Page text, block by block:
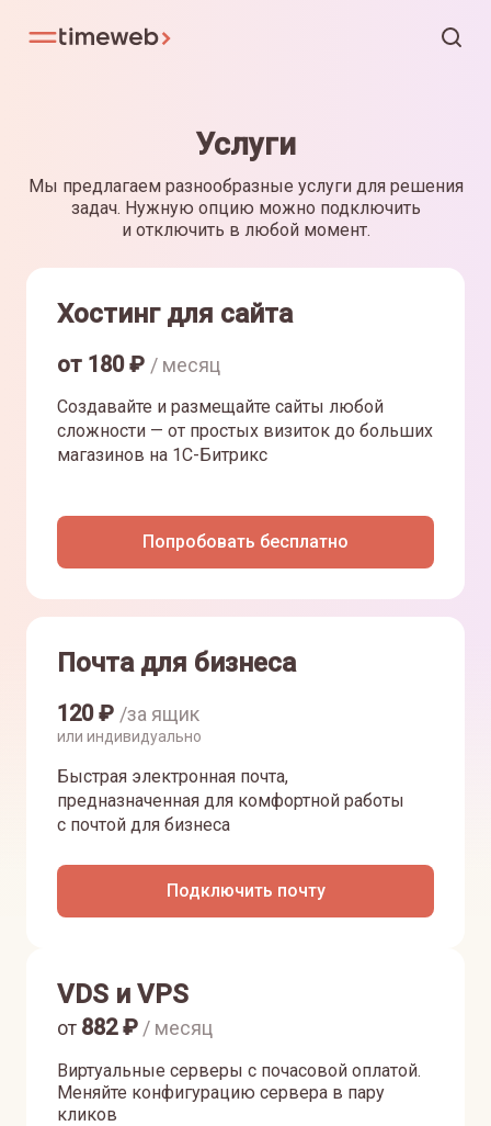
Услуги
Мы предлагаем разнообразные услуги для решения
задач. Нужную опцию можно подключить
и отключить в любой момент.
Хостинг для сайта
от 180₽ / месяц
Создавайте и размещайте сайты любой
сложности — от простых визиток до больших
магазинов на 1С-Битрикс
Попробовать бесплатно
Почта для бизнеса
120₽ /за ящик
или индивидуально
Быстрая электронная почта,
предназначенная для комфортной работы
с почтой для бизнеса
Подключить почту
VDS и VPS
Виртуальные серверы с почасовой оплатой.
Меняйте конфигурацию сервера в пару
кликов
от 882₽ / месяц